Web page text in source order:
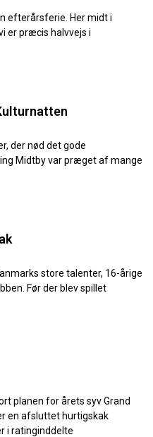
efterårsferie. Her midt i
er præcis halvvejs i
der nød det gode
Midtby var præget af mange
store talenter, 16-årige
Før der blev spillet
planen for årets syv Grand
en afsluttet hurtigskak
i ratinginddelte